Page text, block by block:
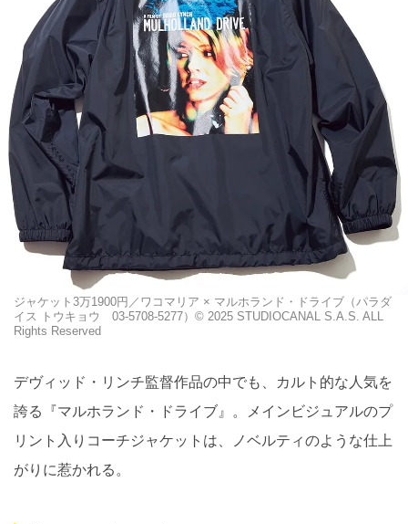
ジャケット3万1900円／ワコマリア × マルホランド・ドライブ（パラダ
イス トウキョウ 03-5708-5277）©︎ 2025 STUDIOCANAL S.A.S. ALL
Rights Reserved
デヴィッド・リンチ監督作品の中でも、カルト的な人気を
誇る『マルホランド・ドライブ』。メインビジュアルのプ
リント入りコーチジャケットは、ノベルティのような仕上
がりに惹かれる。